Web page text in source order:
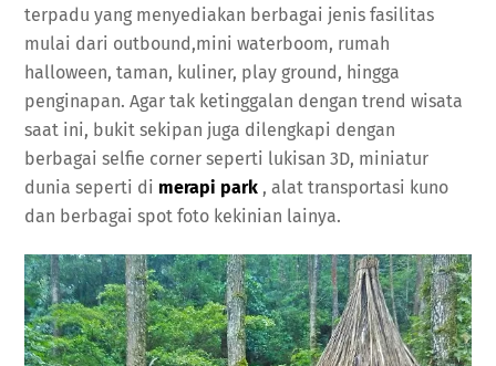
terpadu yang menyediakan berbagai jenis fasilitas
mulai dari outbound,mini waterboom, rumah
halloween, taman, kuliner, play ground, hingga
penginapan. Agar tak ketinggalan dengan trend wisata
saat ini, bukit sekipan juga dilengkapi dengan
berbagai selfie corner seperti lukisan 3D, miniatur
dunia seperti di merapi park , alat transportasi kuno
dan berbagai spot foto kekinian lainya.